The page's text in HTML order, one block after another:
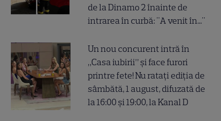
de la Dinamo 2 înainte de
intrarea în curbă: "A venit în..."
Un nou concurent intră în
„Casa iubirii” și face furori
printre fete! Nu ratați ediția de
sâmbătă, 1 august, difuzată de
la 16:00 și 19:00, la Kanal D